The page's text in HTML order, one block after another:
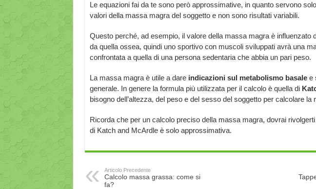
Le equazioni fai da te sono però approssimative, in quanto servono
valori della massa magra del soggetto e non sono risultati variabili.
Questo perché, ad esempio, il valore della massa magra è influenzato
da quella ossea, quindi uno sportivo con muscoli sviluppati avrà una
confrontata a quella di una persona sedentaria che abbia un pari peso.
La massa magra è utile a dare indicazioni sul metabolismo basalee
generale. In genere la formula più utilizzata per il calcolo è quella di
bisogno dell’altezza, del peso e del sesso del soggetto per calcolare la
Ricorda che per un calcolo preciso della massa magra, dovrai
di Katch and McArdle è solo approssimativa.
Articolo Precedente
Calcolo massa grassa: come si
fa?